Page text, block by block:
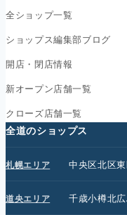
全ショップ一覧
ショップス編集部ブログ
開店・閉店情報
新オープン店舗一覧
クローズ店舗一覧
全道のショップス
札幌エリア 中央区北区
道央エリア 千歳小樽北